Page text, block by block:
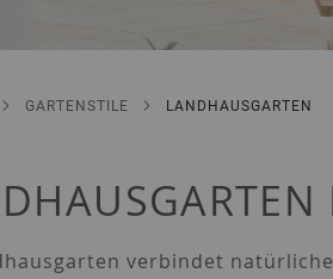
GARTENSTILE LANDHAUSGARTEN
verbindet